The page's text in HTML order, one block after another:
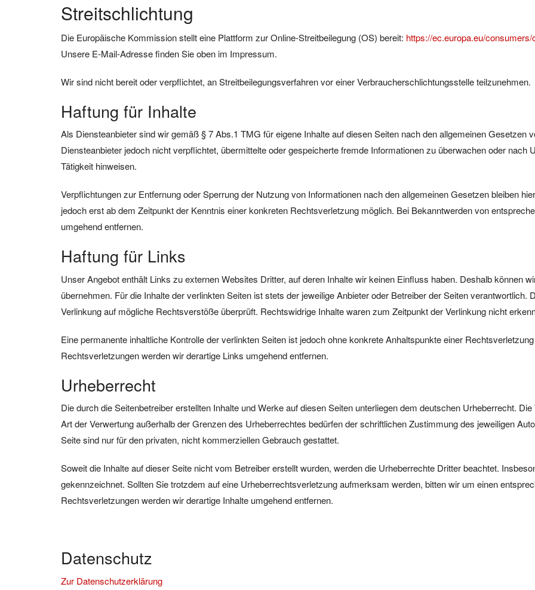
Streitschlichtung
Die Europäische Kommission stellt eine Plattform zur Online-Streitbeilegung (OS) bereit: https://ec.europa.eu/consumers/
Unsere E-Mail-Adresse finden Sie oben im Impressum.
Wir sind nicht bereit oder verpflichtet, an Streitbeilegungsverfahren vor einer Verbraucherschlichtungsstelle teilzunehmen.
Haftung für Inhalte
Als Diensteanbieter sind wir gemäß § 7 Abs.1 TMG für eigene Inhalte auf diesen Seiten nach den allgemeinen Gesetzen
Diensteanbieter jedoch nicht verpflichtet, übermittelte oder gespeicherte fremde Informationen zu überwachen oder nach
Tätigkeit hinweisen.
Verpflichtungen zur Entfernung oder Sperrung der Nutzung von Informationen nach den allgemeinen Gesetzen bleiben
jedoch erst ab dem Zeitpunkt der Kenntnis einer konkreten Rechtsverletzung möglich. Bei Bekanntwerden von
umgehend entfernen.
Haftung für Links
Unser Angebot enthält Links zu externen Websites Dritter, auf deren Inhalte wir keinen Einfluss haben. Deshalb können
übernehmen. Für die Inhalte der verlinkten Seiten ist stets der jeweilige Anbieter oder Betreiber der Seiten verantwortlich.
Verlinkung auf mögliche Rechtsverstöße überprüft. Rechtswidrige Inhalte waren zum Zeitpunkt der Verlinkung nicht
Eine permanente inhaltliche Kontrolle der verlinkten Seiten ist jedoch ohne konkrete Anhaltspunkte einer
Rechtsverletzungen werden wir derartige Links umgehend entfernen.
Urheberrecht
Die durch die Seitenbetreiber erstellten Inhalte und Werke auf diesen Seiten unterliegen dem deutschen Urheberrecht.
Art der Verwertung außerhalb der Grenzen des Urheberrechtes bedürfen der schriftlichen Zustimmung des jeweiligen
Seite sind nur für den privaten, nicht kommerziellen Gebrauch gestattet.
Soweit die Inhalte auf dieser Seite nicht vom Betreiber erstellt wurden, werden die Urheberrechte Dritter beachtet.
gekennzeichnet. Sollten Sie trotzdem auf eine Urheberrechtsverletzung aufmerksam werden, bitten wir um einen
Rechtsverletzungen werden wir derartige Inhalte umgehend entfernen.
Datenschutz
Zur Datenschutzerklärung